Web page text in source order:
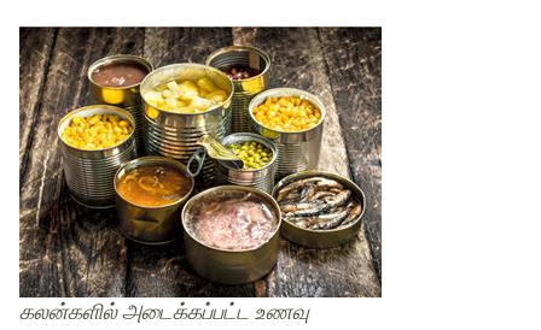
கலன்களில் அடைக்கப்பட்ட உணவு